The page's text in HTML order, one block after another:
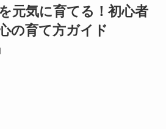
元気に育てる！初心者
の育て方ガイド